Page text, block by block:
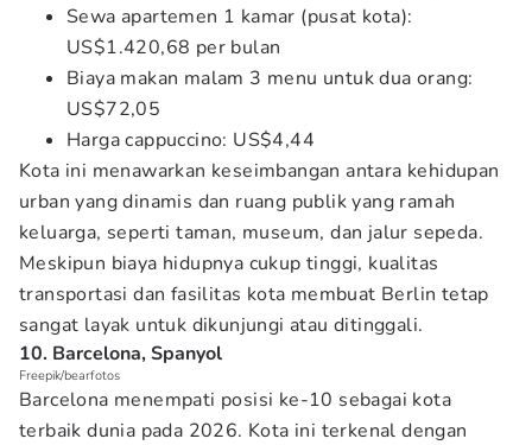
Sewa apartemen 1 kamar (pusat kota):
US$1.420,68 per bulan
Biaya makan malam 3 menu untuk dua orang:
US$72,05
Harga cappuccino: US$4,44
Kota ini menawarkan keseimbangan antara kehidupan
urban yang dinamis dan ruang publik yang ramah
keluarga, seperti taman, museum, dan jalur sepeda.
Meskipun biaya hidupnya cukup tinggi, kualitas
transportasi dan fasilitas kota membuat Berlin tetap
sangat layak untuk dikunjungi atau ditinggali.
10. Barcelona, Spanyol
Freepik/bearfotos
Barcelona menempati posisi ke-10 sebagai kota
terbaik dunia pada 2026. Kota ini terkenal dengan